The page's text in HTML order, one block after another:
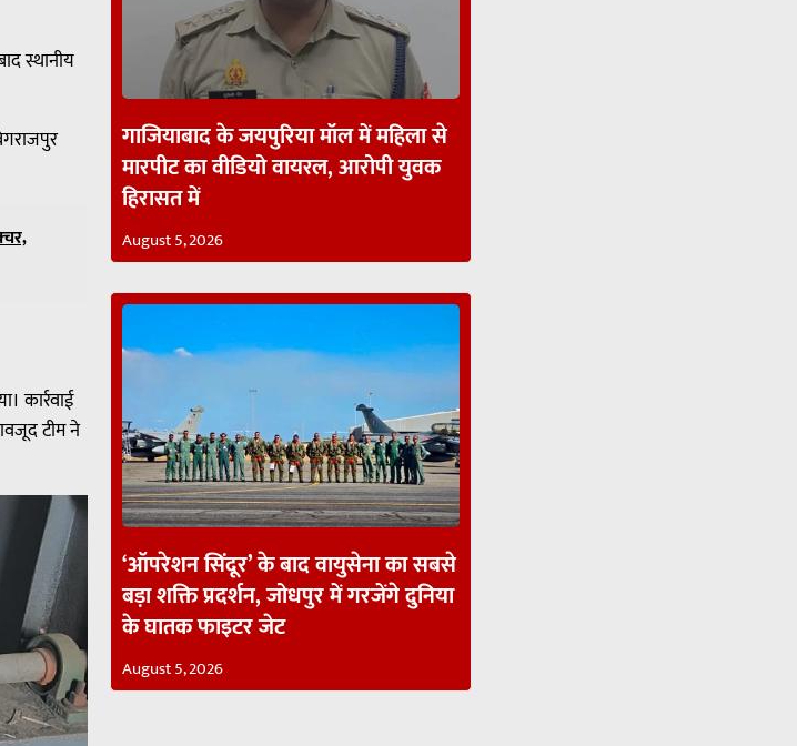
स्थानीय
कार्रवाई
टीम ने
गाजियाबाद के जयपुरिया मॉल में महिला से
मारपीट का वीडियो वायरल, आरोपी युवक
हिरासत में
August 5, 2026
‘ऑपरेशन सिंदूर’ के बाद वायुसेना का सबसे
बड़ा शक्ति प्रदर्शन, जोधपुर में गरजेंगे दुनिया
के घातक फाइटर जेट
August 5, 2026